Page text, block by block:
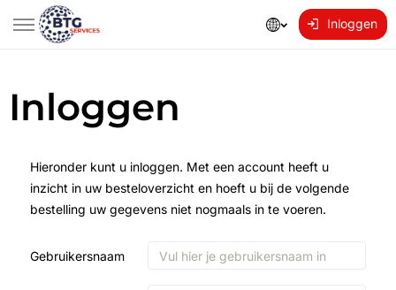
Inloggen
Inloggen
Hieronder kunt u inloggen. Met een account heeft u
inzicht in uw besteloverzicht en hoeft u bij de volgende
bestelling uw gegevens niet nogmaals in te voeren.
Gebruikersnaam